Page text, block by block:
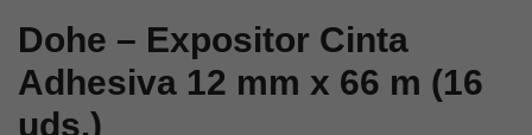
Dohe – Expositor Cinta
Adhesiva 12 mm x 66 m (16
uds.)